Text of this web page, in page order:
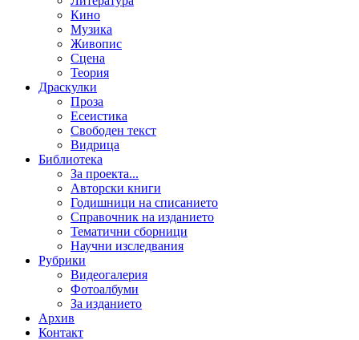
Кино
Музика
Живопис
Сцена
Теория
Драскулки
Проза
Есеистика
Свободен текст
Видрица
Библиотека
За проекта...
Авторски книги
Годишници на списанието
Справочник на изданието
Тематични сборници
Научни изследвания
Рубрики
Видеогалерия
Фотоалбуми
За изданието
Архив
Контакт